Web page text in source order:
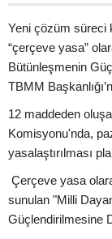
Yeni çözüm süreci
“çerçeve yasa”
Bütünleşmenin
TBMM
12 maddeden
Komisyonu'nda,
yasalaştırılması
Çerçeve yasa
sunulan "Milli
Güçlendirilmesine